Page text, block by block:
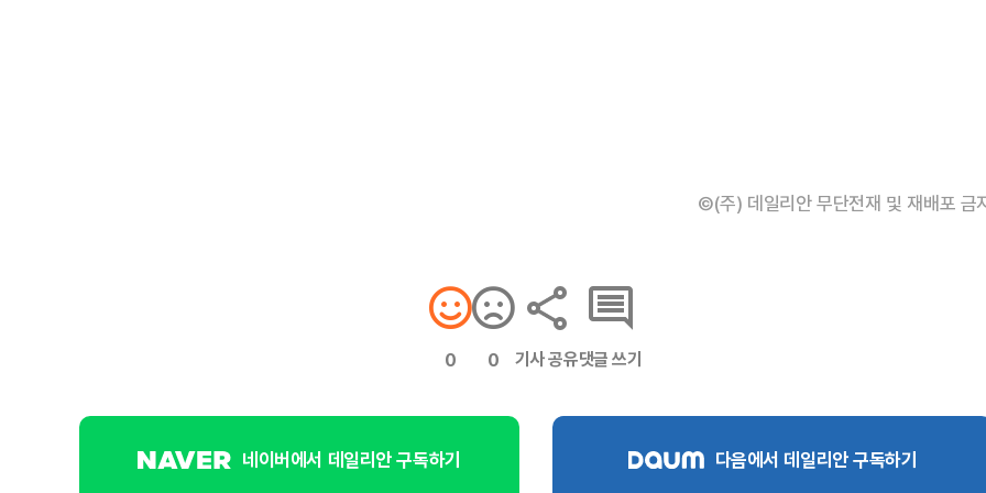
©(주) 데일리안 무단전재 및 재배포 금
0 0 기사 공유댓글 쓰기
네이버에서 데일리안 구독하기 다음에서 데일리안 구독하기